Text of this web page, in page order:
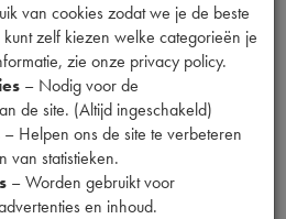
van cookies zodat we je de beste
zelf kiezen welke categorieën je
zie onze privacy policy.
– Nodig voor de
de site. (Altijd ingeschakeld)
– Helpen ons de site te verbeteren
van statistieken.
– Worden gebruikt voor
en inhoud.